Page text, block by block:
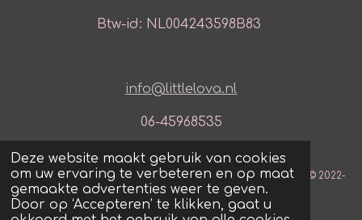
Deze website maakt gebruik van cookies
om uw ervaring te verbeteren en op maat
gemaakte advertenties weer te geven.
Door op ‘Accepteren’ te klikken, gaat u
Btw-id: NL004243598B83
info@littlelova.nl
06-45968535
© 2022-
2025 Little Lova